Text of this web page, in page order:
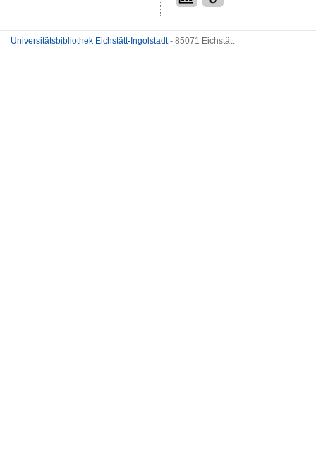
Universitätsbibliothek Eichstätt-Ingolstadt- 85071 Eichstätt